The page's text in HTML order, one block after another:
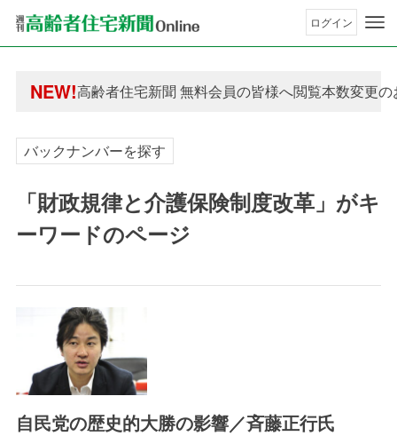
ログイン
NEW!
年間購読制度変更のお知らせ
年間購読制度変更のお知らせ
バックナンバーを探す
「財政規律と介護保険制度改革」がキ
ーワードのページ
自民党の歴史的大勝の影響／斉藤正行氏